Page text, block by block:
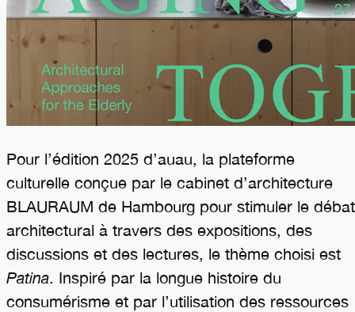
Pour l’édition 2025 d’auau, la plateforme
culturelle conçue par le cabinet d’architecture
BLAURAUM de Hambourg pour stimuler le débat
architectural à travers des expositions, des
discussions et des lectures, le thème choisi est
Patina . Inspiré par la longue histoire du
consumérisme et par l’utilisation des ressources